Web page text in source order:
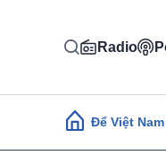
Radio
Main Để Việt